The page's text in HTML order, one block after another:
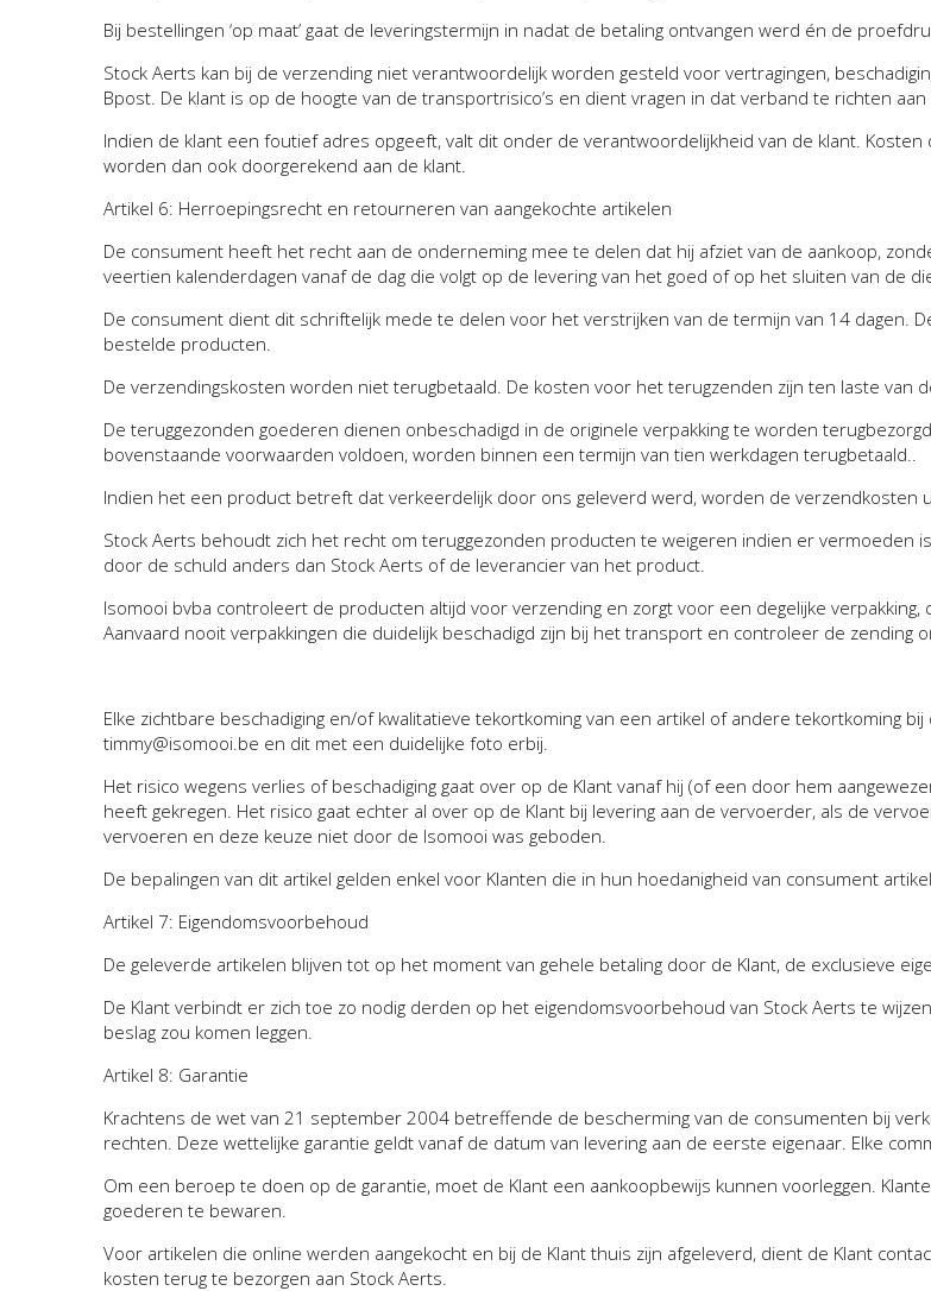
Bij bestellingen ‘op maat’ gaat de leveringstermijn in nadat de betaling ontvangen werd én de
Stock Aerts kan bij de verzending niet verantwoordelijk worden gesteld voor vertragingen,
Bpost. De klant is op de hoogte van de transportrisico’s en dient vragen in dat verband te richten
Indien de klant een foutief adres opgeeft, valt dit onder de verantwoordelijkheid van de klant.
worden dan ook doorgerekend aan de klant.
Artikel 6: Herroepingsrecht en retourneren van aangekochte artikelen
De consument heeft het recht aan de onderneming mee te delen dat hij afziet van de aankoop,
veertien kalenderdagen vanaf de dag die volgt op de levering van het goed of op het sluiten van de
De consument dient dit schriftelijk mede te delen voor het verstrijken van de termijn van 14 dagen.
bestelde producten.
De verzendingskosten worden niet terugbetaald. De kosten voor het terugzenden zijn ten laste van
De teruggezonden goederen dienen onbeschadigd in de originele verpakking te worden
bovenstaande voorwaarden voldoen, worden binnen een termijn van tien werkdagen terugbetaald..
Indien het een product betreft dat verkeerdelijk door ons geleverd werd, worden de verzendkosten
Stock Aerts behoudt zich het recht om teruggezonden producten te weigeren indien er vermoeden
door de schuld anders dan Stock Aerts of de leverancier van het product.
Isomooi bvba controleert de producten altijd voor verzending en zorgt voor een degelijke
Aanvaard nooit verpakkingen die duidelijk beschadigd zijn bij het transport en controleer de zending
Elke zichtbare beschadiging en/of kwalitatieve tekortkoming van een artikel of andere tekortkoming
timmy@isomooi.be en dit met een duidelijke foto erbij.
Het risico wegens verlies of beschadiging gaat over op de Klant vanaf hij (of een door hem
heeft gekregen. Het risico gaat echter al over op de Klant bij levering aan de vervoerder, als de
vervoeren en deze keuze niet door de Isomooi was geboden.
De bepalingen van dit artikel gelden enkel voor Klanten die in hun hoedanigheid van consument
Artikel 7: Eigendomsvoorbehoud
De geleverde artikelen blijven tot op het moment van gehele betaling door de Klant, de exclusieve
De Klant verbindt er zich toe zo nodig derden op het eigendomsvoorbehoud van Stock Aerts te
beslag zou komen leggen.
Artikel 8: Garantie
Krachtens de wet van 21 september 2004 betreffende de bescherming van de consumenten bij
rechten. Deze wettelijke garantie geldt vanaf de datum van levering aan de eerste eigenaar. Elke
Om een beroep te doen op de garantie, moet de Klant een aankoopbewijs kunnen voorleggen.
goederen te bewaren.
Voor artikelen die online werden aangekocht en bij de Klant thuis zijn afgeleverd, dient de Klant
kosten terug te bezorgen aan Stock Aerts.